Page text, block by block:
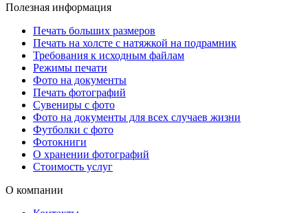
Полезная информация
Печать больших размеров
Печать на холсте c натяжкой на подрамник
Требования к исходным файлам
Режимы печати
Фото на документы
Печать фотографий
Сувениры с фото
Фото на документы для всех случаев жизни
Футболки с фото
Фотокниги
О хранении фотографий
Стоимость услуг
О компании